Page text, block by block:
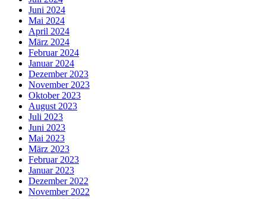
Juni 2024
Mai 2024
April 2024
März 2024
Februar 2024
Januar 2024
Dezember 2023
November 2023
Oktober 2023
August 2023
Juli 2023
Juni 2023
Mai 2023
März 2023
Februar 2023
Januar 2023
Dezember 2022
November 2022